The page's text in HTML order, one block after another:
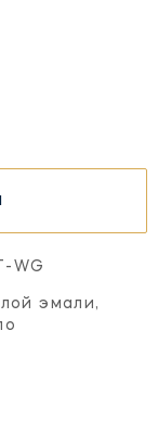
WG
эмали,